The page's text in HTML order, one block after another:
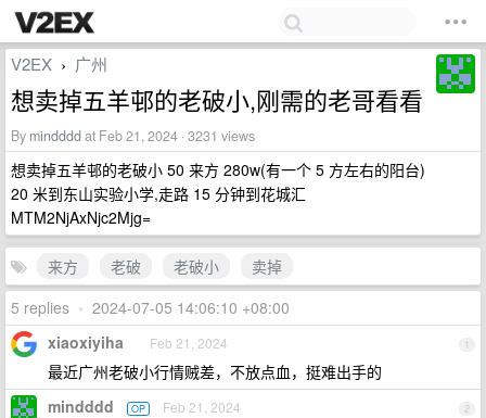
V2EX › 广州
想卖掉五羊邨的老破小,刚需的老哥看看
By mindddd at Feb 21, 2024 · 3231 views
想卖掉五羊邨的老破小 50 来方 280w(有一个 5 方左右的阳台)
20 米到东山实验小学,走路 15 分钟到花城汇
MTM2NjAxNjc2Mjg=
来方 老破 老破小
卖掉
5 replies • 2024-07-05 14:06:10 +08:00
1
xiaoxiyiha Feb 21, 2024
最近广州老破小行情贼差，不放点血，挺难出手的
2
mindddd OP Feb 21, 2024